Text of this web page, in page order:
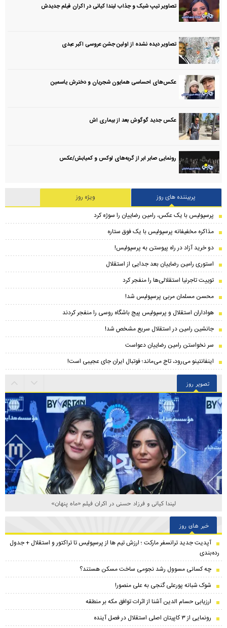
تصاویر تیپ شیک و جذاب لیندا کیانی در اکران فیلم جدیدش
تصاویر دیده نشده از اولین جشن عروسی اکبر عبدی
عکس‌های احساسی همایون شجریان و دخترش یاسمین
عکس جدید گوگوش بعد از بیماری اش
رونمایی صابر ابر از گربه‌های لوکس و کمیابش/عکس
پربیننده های روز
ویژه روز
پرسپولیس با یک عکس، رامین رضاییان را سوژه کرد
مذاکره مخفیفانه پرسپولیس با یک فوق ستاره
دو خرید آزاد در راه پیوستن به پرسپولیس!
استوری رامین رضاییان بعد جدایی از استقلال
توییت تاجرنیا استقلالی‌ها را منفجر کرد
محسن مسلمان مربی پرسپولیس شد!
هواداران استقلال و پرسپولیس پیج باشگاه روسی را منفجر کردند
جانشین رامین در استقلال سریع مشخص شد!
سر نخواستن رامین رضاییان دعواست
اینفانتینو می‌رود، تاج می‌ماند؛ فوتبال ایران جای عجیبی است!
تصویر روز
لیندا کیانی و فرزاد حسنی در اکران فیلم «ماه پنهان»
خبر های روز
​آپدیت جدید ترانسفر مارکت ؛ ارزش تیم ها از پرسپولیس تا تراکتور و استقلال + جدول
رده‌بندی
چه کسانی مسوول رشد نجومی ساخت مسکن هستند؟
شوک شبانه پورعلی گنجی به علی منصور!
ارزیابی حسام الدین آشنا از اثرات توافق مکه بر منطقه
رونمایی از ۳ کاپیتان اصلی استقلال در فصل آینده